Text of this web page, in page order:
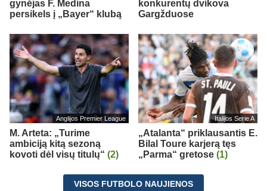
gynėjas F. Medina
persikels į „Bayer“ klubą
konkurentų dvikova
Gargžduose
Anglijos Premier League
M. Arteta: „Turime
ambiciją kitą sezoną
kovoti dėl visų titulų“ (2)
Italijos Serie A
„Atalanta“ priklausantis E.
Bilal Toure karjerą tęs
„Parma“ gretose (1)
VISOS FUTBOLO NAUJIENOS